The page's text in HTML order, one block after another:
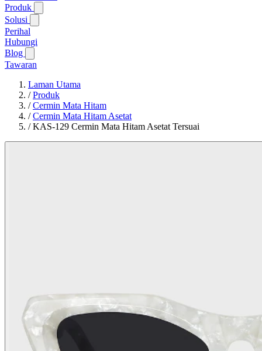
Produk
Solusi
Perihal
Hubungi
Blog
Tawaran
Laman Utama
/Produk
/Cermin Mata Hitam
/Cermin Mata Hitam Asetat
/KAS-129 Cermin Mata Hitam Asetat Tersuai